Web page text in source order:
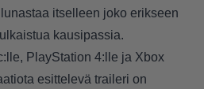
itselleen joko erikseen
kausipassia.
PlayStation 4:lle ja Xbox
esittelevä traileri on